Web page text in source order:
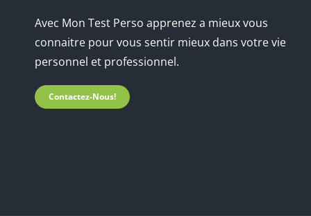
Avec Mon Test Perso apprenez a mieux vous
connaitre pour vous sentir mieux dans votre vie
personnel et professionnel.
Contactez-Nous!